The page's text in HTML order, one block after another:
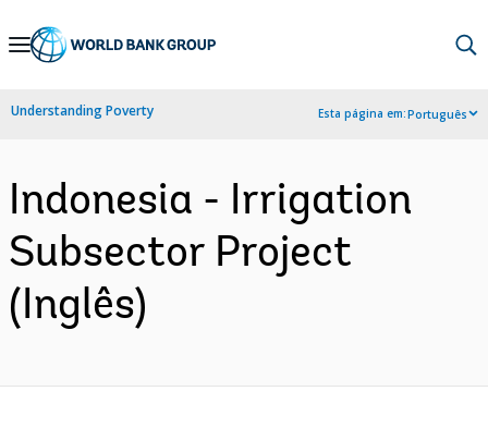
Skip
Navigation
Understanding Poverty Esta página em:Português
Indonesia - Irrigation
Subsector Project
(Inglês)